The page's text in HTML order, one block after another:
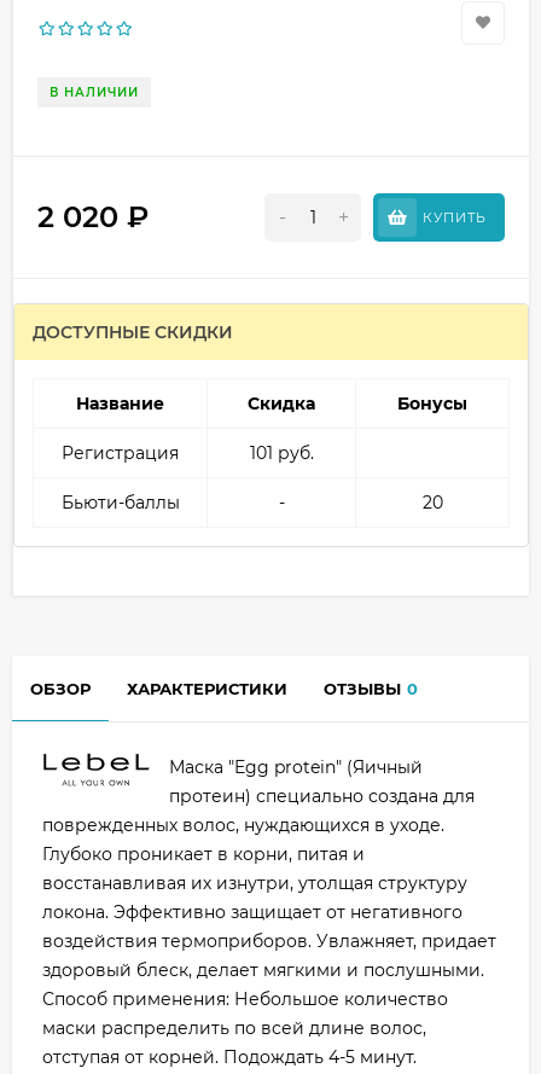
В НАЛИЧИИ
2 020 ₽ - + КУПИТЬ
ДОСТУПНЫЕ СКИДКИ
Название Скидка Бонусы
Регистрация 101 руб.
Бьюти-баллы - 20
ОБЗОР ХАРАКТЕРИСТИКИ ОТЗЫВЫ 0
Маска "Egg protein" (Яичный
протеин) специально создана для
поврежденных волос, нуждающихся в уходе.
Глубоко проникает в корни, питая и
восстанавливая их изнутри, утолщая структуру
локона. Эффективно защищает от негативного
воздействия термоприборов. Увлажняет, придает
здоровый блеск, делает мягкими и послушными.
Способ применения: Небольшое количество
маски распределить по всей длине волос,
отступая от корней. Подождать 4-5 минут.